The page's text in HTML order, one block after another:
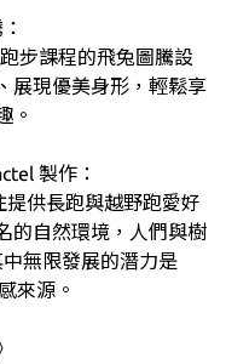
步課程的飛兔圖騰設
展現優美身形，輕鬆享
。
製作：
供長跑與越野跑愛好
的自然環境，人們與樹
無限發展的潛力是
來源。